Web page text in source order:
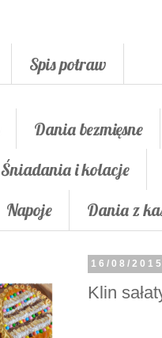
Spis potraw
Dania bezmięsne
Śniadania i kolacje
Napoje Dania z
16/08/
Klin